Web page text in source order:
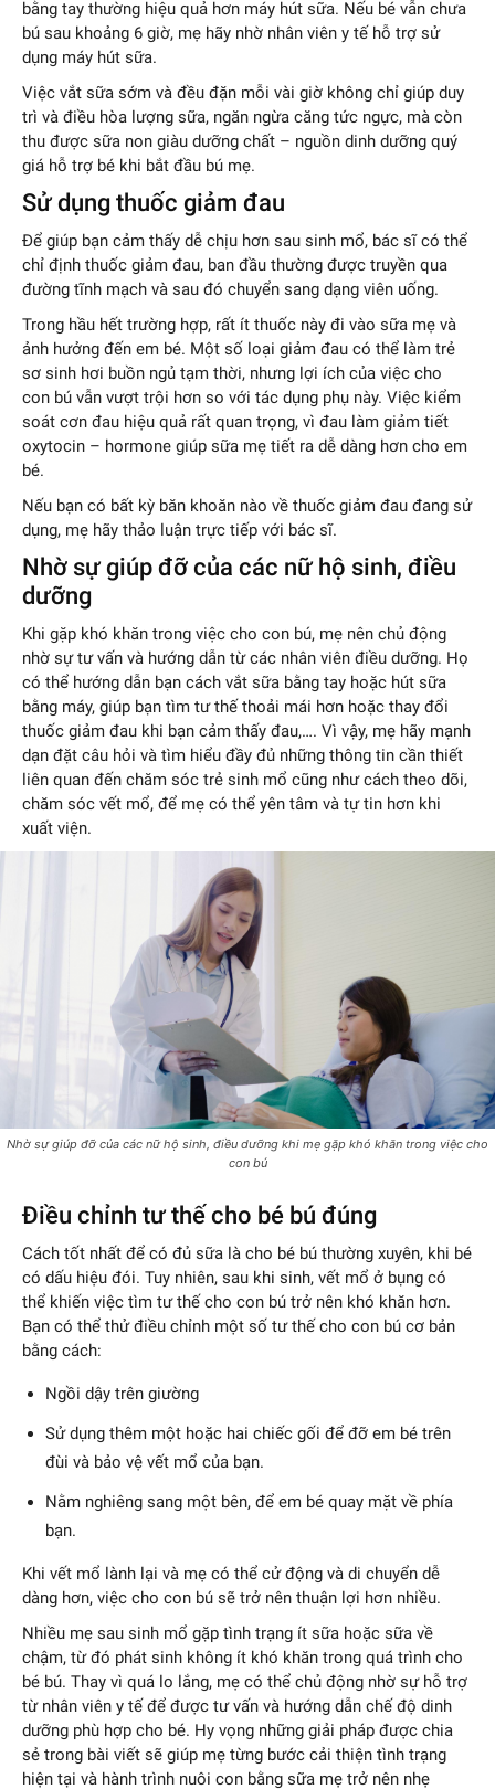
bằng tay thường hiệu quả hơn máy hút sữa. Nếu bé vẫn chưa
bú sau khoảng 6 giờ, mẹ hãy nhờ nhân viên y tế hỗ trợ sử
dụng máy hút sữa.
Việc vắt sữa sớm và đều đặn mỗi vài giờ không chỉ giúp duy
trì và điều hòa lượng sữa, ngăn ngừa căng tức ngực, mà còn
thu được sữa non giàu dưỡng chất – nguồn dinh dưỡng quý
giá hỗ trợ bé khi bắt đầu bú mẹ.
Sử dụng thuốc giảm đau
Để giúp bạn cảm thấy dễ chịu hơn sau sinh mổ, bác sĩ có thể
chỉ định thuốc giảm đau, ban đầu thường được truyền qua
đường tĩnh mạch và sau đó chuyển sang dạng viên uống.
Trong hầu hết trường hợp, rất ít thuốc này đi vào sữa mẹ và
ảnh hưởng đến em bé. Một số loại giảm đau có thể làm trẻ
sơ sinh hơi buồn ngủ tạm thời, nhưng lợi ích của việc cho
con bú vẫn vượt trội hơn so với tác dụng phụ này. Việc kiểm
soát cơn đau hiệu quả rất quan trọng, vì đau làm giảm tiết
oxytocin – hormone giúp sữa mẹ tiết ra dễ dàng hơn cho em
bé.
Nếu bạn có bất kỳ băn khoăn nào về thuốc giảm đau đang sử
dụng, mẹ hãy thảo luận trực tiếp với bác sĩ.
Nhờ sự giúp đỡ của các nữ hộ sinh, điều
dưỡng
Khi gặp khó khăn trong việc cho con bú, mẹ nên chủ động
nhờ sự tư vấn và hướng dẫn từ các nhân viên điều dưỡng. Họ
có thể hướng dẫn bạn cách vắt sữa bằng tay hoặc hút sữa
bằng máy, giúp bạn tìm tư thế thoải mái hơn hoặc thay đổi
thuốc giảm đau khi bạn cảm thấy đau,…. Vì vậy, mẹ hãy mạnh
dạn đặt câu hỏi và tìm hiểu đầy đủ những thông tin cần thiết
liên quan đến chăm sóc trẻ sinh mổ cũng như cách theo dõi,
chăm sóc vết mổ, để mẹ có thể yên tâm và tự tin hơn khi
xuất viện.
Nhờ sự giúp đỡ của các nữ hộ sinh, điều dưỡng khi mẹ gặp khó khăn trong việc cho
con bú
Điều chỉnh tư thế cho bé bú đúng
Cách tốt nhất để có đủ sữa là cho bé bú thường xuyên, khi bé
có dấu hiệu đói. Tuy nhiên, sau khi sinh, vết mổ ở bụng có
thể khiến việc tìm tư thế cho con bú trở nên khó khăn hơn.
Bạn có thể thử điều chỉnh một số tư thế cho con bú cơ bản
bằng cách:
Ngồi dậy trên giường
Sử dụng thêm một hoặc hai chiếc gối để đỡ em bé trên
đùi và bảo vệ vết mổ của bạn.
Nằm nghiêng sang một bên, để em bé quay mặt về phía
bạn.
Khi vết mổ lành lại và mẹ có thể cử động và di chuyển dễ
dàng hơn, việc cho con bú sẽ trở nên thuận lợi hơn nhiều.
Nhiều mẹ sau sinh mổ gặp tình trạng ít sữa hoặc sữa về
chậm, từ đó phát sinh không ít khó khăn trong quá trình cho
bé bú. Thay vì quá lo lắng, mẹ có thể chủ động nhờ sự hỗ trợ
từ nhân viên y tế để được tư vấn và hướng dẫn chế độ dinh
dưỡng phù hợp cho bé. Hy vọng những giải pháp được chia
sẻ trong bài viết sẽ giúp mẹ từng bước cải thiện tình trạng
hiện tại và hành trình nuôi con bằng sữa mẹ trở nên nhẹ